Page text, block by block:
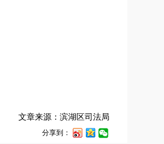
文章来源：滨湖区司法局
分享到：